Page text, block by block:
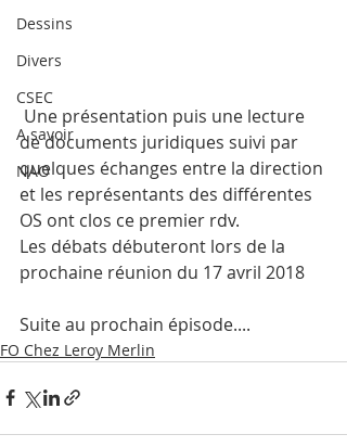
Dessins
Divers
CSEC
A savoir
NAO
de documents juridiques suivi par
quelques échanges entre la direction
et les représentants des différentes
OS ont clos ce premier rdv.
Les débats débuteront lors de la
prochaine réunion du 17 avril 2018
Suite au prochain épisode....
FO Chez Leroy Merlin